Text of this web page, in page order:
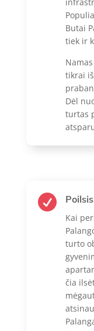
Butai
tiek ir
tikrai
Dėl
turtas

Kai
turto
čia